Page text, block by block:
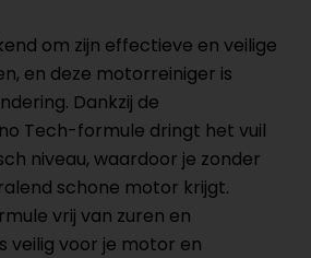
om zijn effectieve en veilige
en deze motorreiniger is
Dankzij de
Tech-formule dringt het vuil
niveau, waardoor je zonder
schone motor krijgt.
vrij van zuren en
veilig voor je motor en